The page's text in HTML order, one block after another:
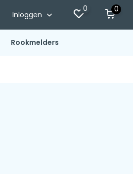
Inloggen
0 0
Rookmelders